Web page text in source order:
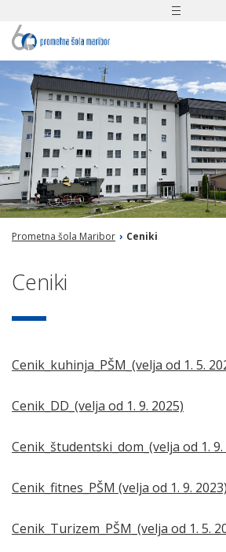
Toggle
Prometna šola Maribor › Ceniki
Ceniki
Cenik_kuhinja_PŠM_(velja od 1. 5.
Cenik_DD_(velja od 1. 9. 2025)
Cenik_študentski_dom_(velja od 1. 9.
Cenik_fitnes_PŠM (velja od 1. 9. 2023)
Cenik_Turizem_PŠM_(velja od 1. 5.